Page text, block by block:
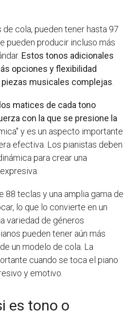
cola, pueden tener hasta 97
pueden producir incluso más
Estos tonos adicionales
opciones y flexibilidad
musicales complejas
los matices de cada tono
con la que se presione la
y es un aspecto importante
efectiva. Los pianistas deben
para crear una
88 teclas y una amplia gama de
lo que lo convierte en un
variedad de géneros
pueden tener aún más
un modelo de cola. La
cuando se toca el piano
y emotivo.
es tono o